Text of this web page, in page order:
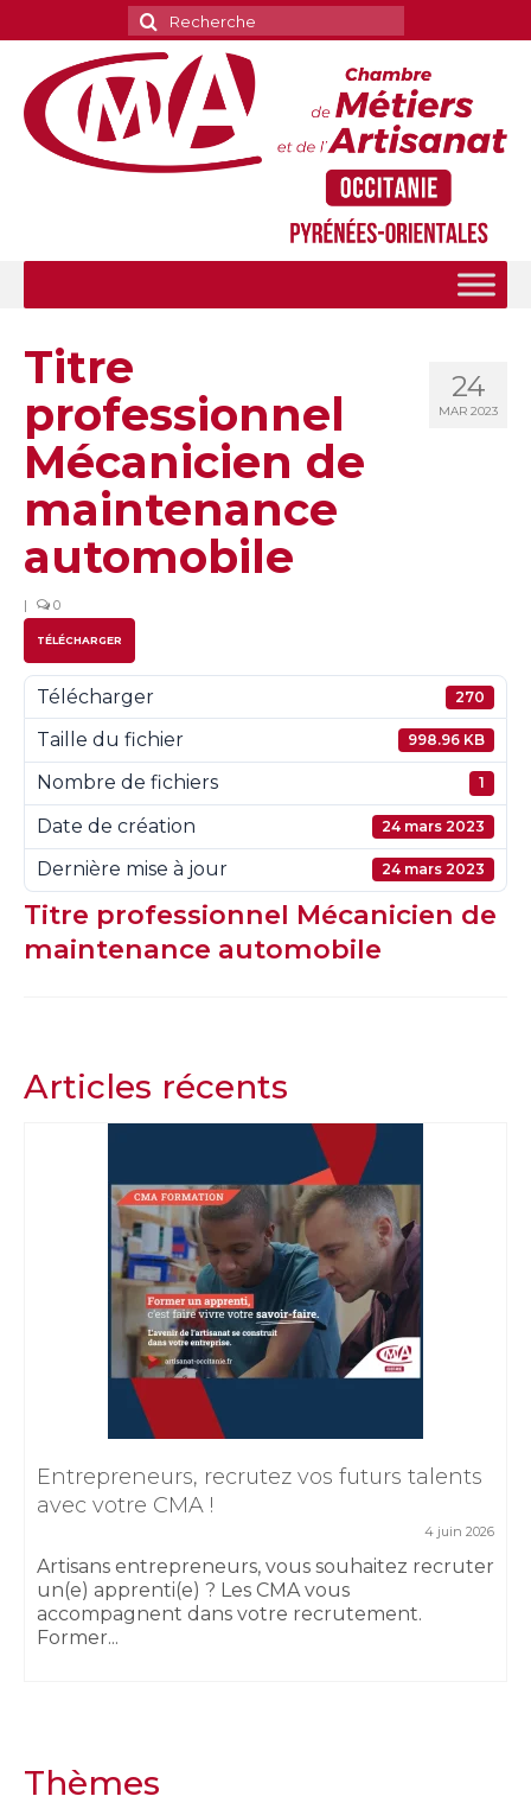
Rechercher
:
24
MAR 2023
Titre
professionnel
Mécanicien de
maintenance
automobile
| 0
TÉLÉCHARGER
Télécharger 270
Taille du fichier 998.96 KB
Nombre de fichiers 1
Date de création 24 mars 2023
Dernière mise à jour 24 mars 2023
Titre professionnel Mécanicien de
maintenance automobile
Articles récents
Entrepreneurs, recrutez vos futurs talents
avec votre CMA !
4 juin 2026
Artisans entrepreneurs, vous souhaitez recruter
un(e) apprenti(e) ? Les CMA vous
accompagnent dans votre recrutement.
Former...
Thèmes